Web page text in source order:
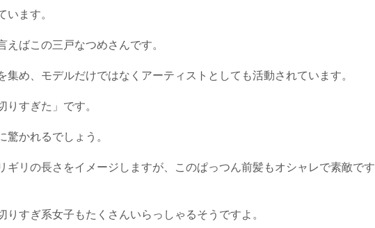
います。
ばこの三戸なつめさんです。
め、モデルだけではなくアーティストとしても活動されています。
りすぎた」です。
かれるでしょう。
ギリの長さをイメージしますが、このぱっつん前髪もオシャレで素敵です
すぎ系女子もたくさんいらっしゃるそうですよ。